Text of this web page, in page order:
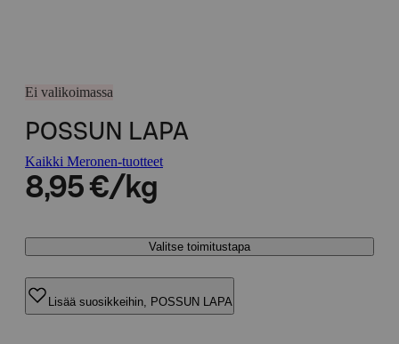
Ei valikoimassa
POSSUN LAPA
Kaikki Meronen-tuotteet
8,95 €/kg
Valitse toimitustapa
Lisää suosikkeihin, POSSUN LAPA